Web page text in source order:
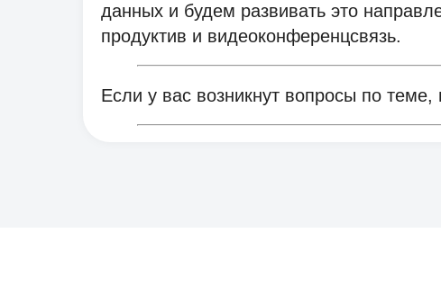
данных и будем развивать это
продуктив и видеоконференцсвязь.
Если у вас возникнут вопросы по